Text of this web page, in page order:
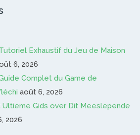
Exhaustif du Jeu de Maison
6, 2026
Complet du Game de
août 6, 2026
Ultieme Gids over Dit Meeslepende
2026